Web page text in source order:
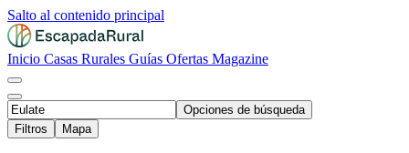
Salto al contenido principal
Inicio Casas Rurales Guías Ofertas Magazine
Opciones de búsqueda
Filtros
Mapa